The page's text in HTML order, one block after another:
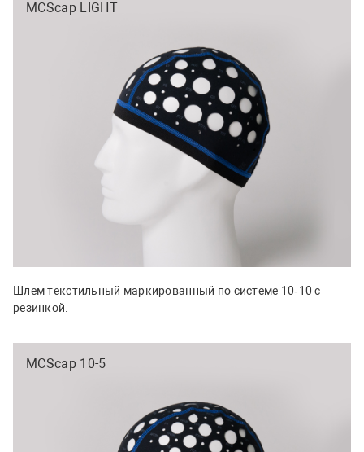
MCScap LIGHT
Шлем текстильный маркированный по системе 10‑10 с
резинкой.
MCScap 10-5